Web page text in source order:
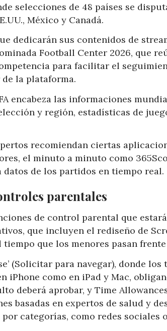
selecciones de 48 países se
México y Canadá.
dedicarán sus contenidos de
Football Center 2026, que
para facilitar el
la plataforma.
encabeza las informaciones
y región, estadísticas de
recomiendan ciertas
el minuto a minuto como
datos de los partidos en tiempo real.
parentales
de control parental que
que incluyen el rediseño de
que los menores pasan
(Solicitar para navegar), donde
iPhone como en iPad y Mac,
deberá aprobar, y Time
basadas en expertos de salud y
categorías, como redes sociales